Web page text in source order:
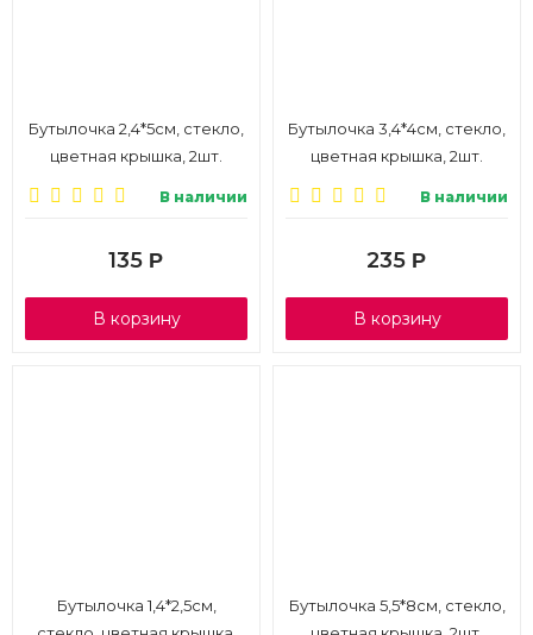
Бутылочка 2,4*5см, стекло,
цветная крышка, 2шт.
В наличии
135 Р
В корзину
Бутылочка 3,4*4см, стекло,
цветная крышка, 2шт.
В наличии
235 Р
В корзину
Бутылочка 1,4*2,5см,
Бутылочка 5,5*8см, стекло,